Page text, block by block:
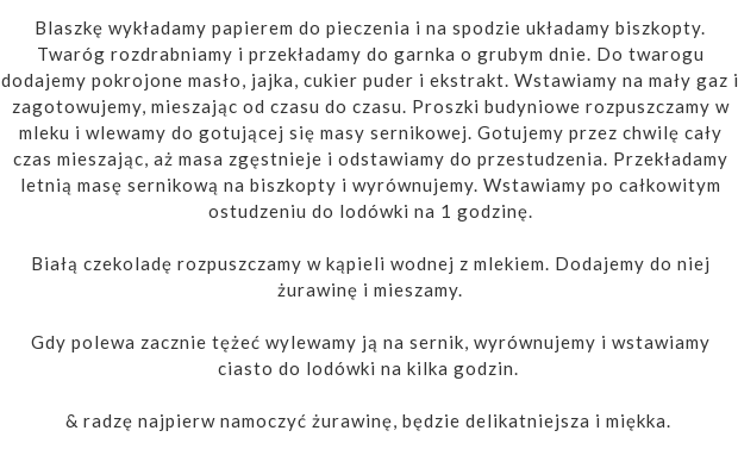
Blaszkę wykładamy papierem do pieczenia i na spodzie układamy biszkopty.
Twaróg rozdrabniamy i przekładamy do garnka o grubym dnie. Do twarogu
dodajemy pokrojone masło, jajka, cukier puder i ekstrakt. Wstawiamy na mały gaz i
zagotowujemy, mieszając od czasu do czasu. Proszki budyniowe rozpuszczamy w
mleku i wlewamy do gotującej się masy sernikowej. Gotujemy przez chwilę cały
czas mieszając, aż masa zgęstnieje i odstawiamy do przestudzenia. Przekładamy
letnią masę sernikową na biszkopty i wyrównujemy. Wstawiamy po całkowitym
ostudzeniu do lodówki na 1 godzinę.
Białą czekoladę rozpuszczamy w kąpieli wodnej z mlekiem. Dodajemy do niej
żurawinę i mieszamy.
Gdy polewa zacznie tężeć wylewamy ją na sernik, wyrównujemy i wstawiamy
ciasto do lodówki na kilka godzin.
& radzę najpierw namoczyć żurawinę, będzie delikatniejsza i miękka.